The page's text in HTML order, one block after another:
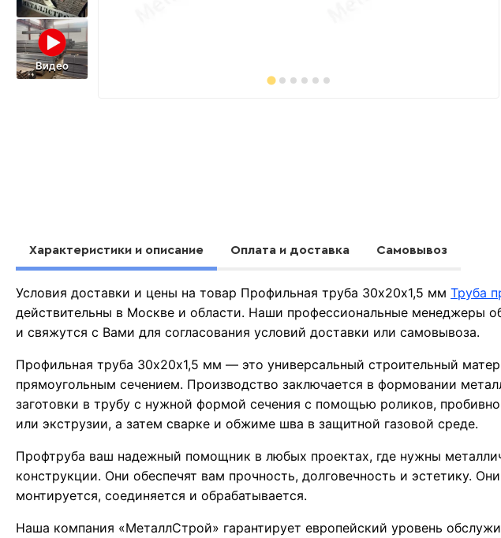
Видео
Характеристики и описание Оплата и доставка Самовывоз
Условия доставки и цены на товар Профильная труба 30х20х1,5 ммТруба
действительны в Москве и области. Наши профессиональные менеджеры
и свяжутся с Вами для согласования условий доставки или самовывоза.
Профильная труба 30х20х1,5 мм — это универсальный строительный
прямоугольным сечением. Производство заключается в формовании
заготовки в трубу с нужной формой сечения с помощью роликов,
или экструзии, а затем сварке и обжиме шва в защитной газовой среде.
Профтруба ваш надежный помощник в любых проектах, где нужны
конструкции. Они обеспечят вам прочность, долговечность и эстетику.
монтируется, соединяется и обрабатывается.
Наша компания «МеталлСтрой» гарантирует европейский уровень